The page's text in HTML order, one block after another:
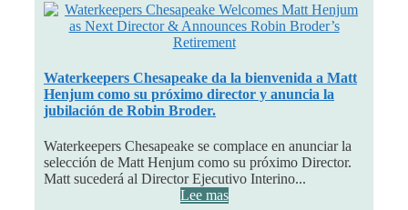
Waterkeepers Chesapeake da la bienvenida a Matt
Henjum como su próximo director y anuncia la
jubilación de Robin Broder.
Waterkeepers Chesapeake se complace en anunciar la
selección de Matt Henjum como su próximo Director.
Matt sucederá al Director Ejecutivo Interino...
Lee mas